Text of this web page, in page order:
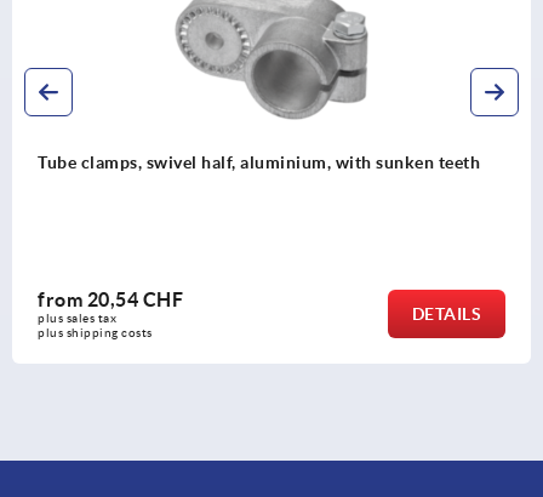
with sunken teeth
DETAILS
Tube clamp swivel half,
19,43 CHF
plus shipping costs